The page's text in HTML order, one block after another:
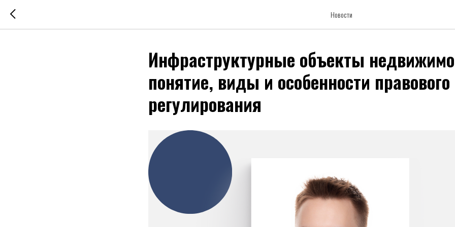
Новости
Инфраструктурные объекты
понятие, виды и особенности правового
регулирования